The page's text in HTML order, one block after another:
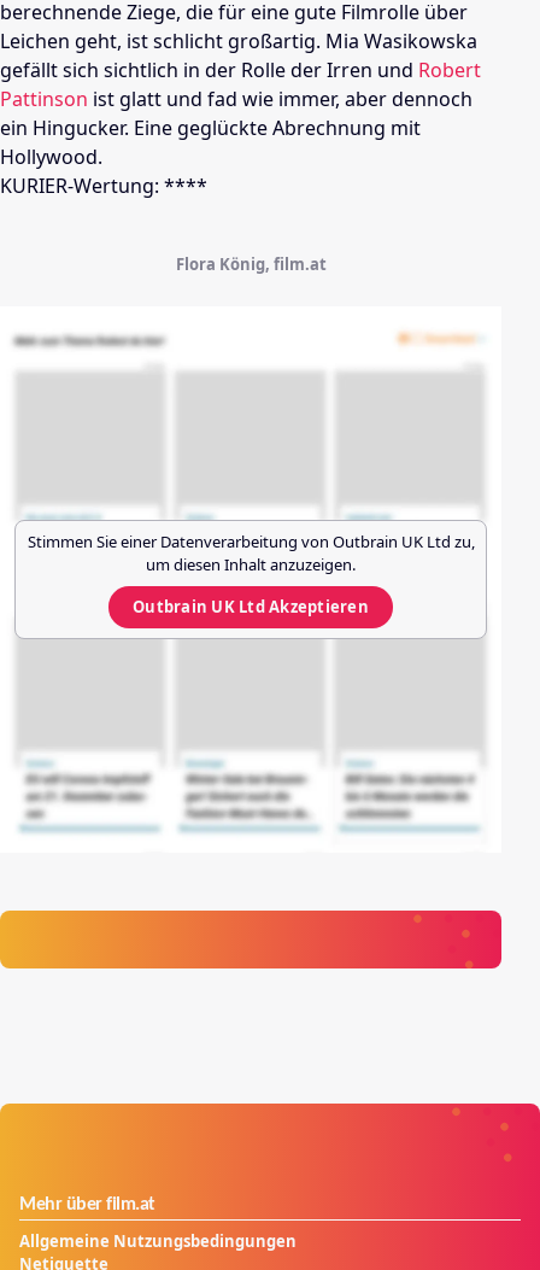
berechnende Ziege, die für eine gute Filmrolle über
Leichen geht, ist schlicht großartig. Mia Wasikowska
gefällt sich sichtlich in der Rolle der Irren und Robert
Pattinson ist glatt und fad wie immer, aber dennoch
ein Hingucker. Eine geglückte Abrechnung mit
Hollywood.
KURIER-Wertung: ****
Flora König, film.at
Stimmen Sie einer Datenverarbeitung von Outbrain UK Ltd zu,
um diesen Inhalt anzuzeigen.
Outbrain UK LtdAkzeptieren
Mehr über film.at
Allgemeine Nutzungsbedingungen
Netiquette